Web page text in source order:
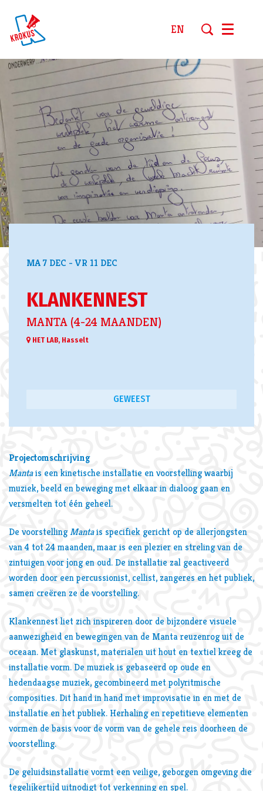
EN Menu
KLANKENNEST
MANTA (4-24 MAANDEN)
MA 7 DEC -VR 11 DEC
HET LAB, Hasselt
GEWEEST
Projectomschrijving
Mantais een kinetische installatie en voorstelling waarbij
muziek, beeld en beweging met elkaar in dialoog gaan en
versmelten tot één geheel.
De voorstelling Mantais specifiek gericht op de allerjongsten
van 4 tot 24 maanden, maar is een plezier en streling van de
zintuigen voor jong en oud. De installatie zal geactiveerd
worden door een percussionist, cellist, zangeres en het publiek,
samen creëren ze de voorstelling.
Klankennest liet zich inspireren door de bijzondere visuele
aanwezigheid en bewegingen van de Manta reuzenrog uit de
oceaan. Met glaskunst, materialen uit hout en textiel kreeg de
installatie vorm. De muziek is gebaseerd op oude en
hedendaagse muziek, gecombineerd met polyritmische
composities. Dit hand in hand met improvisatie in en met de
installatie en het publiek. Herhaling en repetitieve elementen
vormen de basis voor de vorm van de gehele reis doorheen de
voorstelling.
De geluidsinstallatie vormt een veilige, geborgen omgeving die
tegelijkertijd uitnodigt tot verkenning en spel.